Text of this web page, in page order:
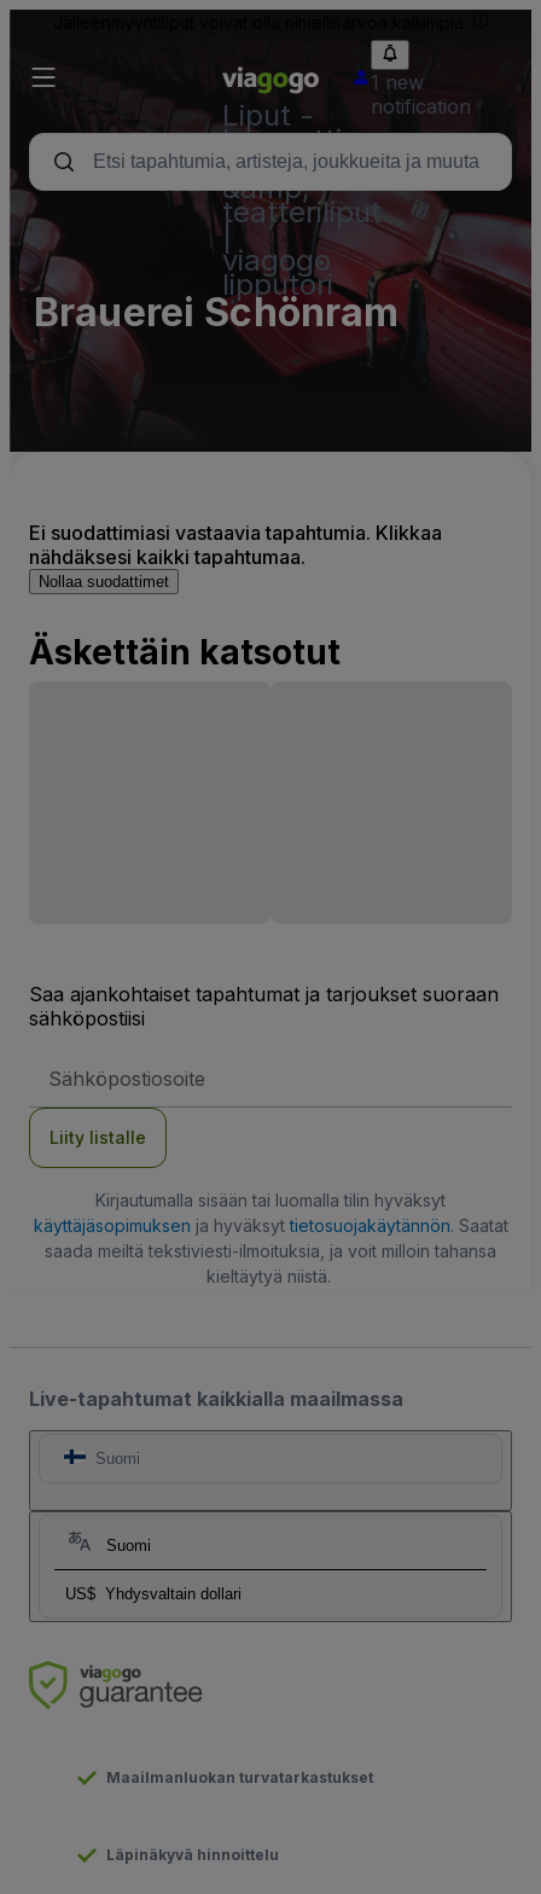
Liput -
konsertti,
urheilu
&amp;
teatteriliput
viagogo
lipputori
1 new
notification
Brauerei Schönram
Ei suodattimiasi vastaavia tapahtumia. Klikkaa
nähdäksesi kaikki tapahtumaa.
Nollaa suodattimet
Äskettäin katsotut
Saa ajankohtaiset tapahtumat ja tarjoukset suoraan
sähköpostiisi
Liity listalle
Kirjautumalla sisään tai luomalla tilin hyväksyt
käyttäjäsopimuksen ja hyväksyttietosuojakäytännön. Saatat
saada meiltä tekstiviesti-ilmoituksia, ja voit milloin tahansa
kieltäytyä niistä.
Live-tapahtumat kaikkialla maailmassa
Suomi
Suomi
US$ Yhdysvaltain dollari
Maailmanluokan turvatarkastukset
Läpinäkyvä hinnoittelu